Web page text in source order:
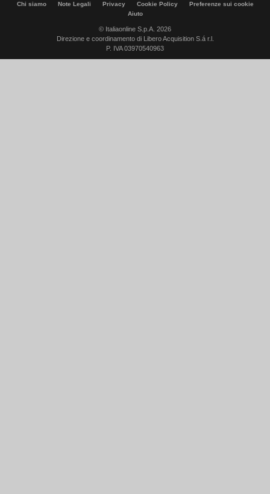
Chi siamo Note Legali Privacy Cookie Policy
Preferenze sui cookie
Aiuto
© Italiaonline S.p.A. 2026
Direzione e coordinamento di Libero Acquisition S.á r.l.
P. IVA 03970540963